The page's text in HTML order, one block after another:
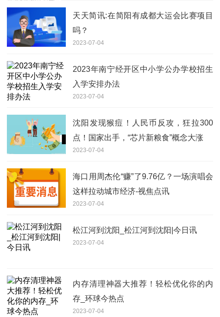
天天简讯:在简阳有成都大运会比赛项目
吗？
2023-07-04
2023年南宁经开区中小学公办学校招生
入学安排办法
2023-07-04
沈阳发现猴痘！人民币反攻，狂拉300
点！国家出手，“芯片新粮食”概念大涨
2023-07-04
海口用周杰伦“赚”了9.76亿？一场演唱会
这样拉动城市经济-视焦点讯
2023-07-04
松江河到沈阳_松江河到沈阳|今日讯
2023-07-04
内存清理神器大推荐！轻松优化你的内
存_环球今热点
2023-07-04